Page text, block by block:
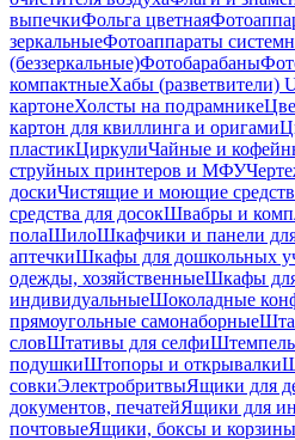
выпечкиФольга цветная
зеркальныеФотоаппараты
(беззеркальные)Фотобарабаны
компактныеХабы (разветвители)
картонеХолсты на подрамнике
картон для квиллинга и оригами
пластикЦиркулиЧайные и
струйных принтеров и МФУ
доскиЧистящие и моющие
средства для досокШвабры и
полаШилоШкафчики и панели
аптечкиШкафы для дошкольных
одежды, хозяйственныеШкафы
индивидуальныеШоколадные
прямоугольные самонаборные
словШтативы для селфи
подушкиШтопоры и открывалки
совкиЭлектробритвыЯщики для
документов, печатейЯщики для
почтовыеЯщики, боксы и